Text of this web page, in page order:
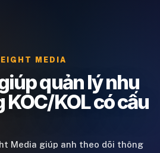
MEDIA
quản lý nhu
KOL có cấu
Media giúp anh theo dõi thông